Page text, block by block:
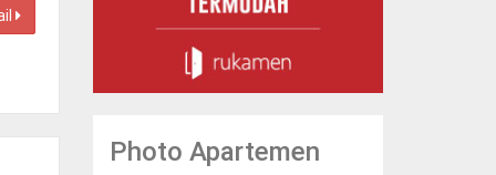
Photo Apartemen